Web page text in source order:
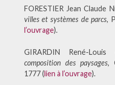
FORESTIER Jean Claude
villes et systèmes de parcs,
l’ouvrage).
GIRARDIN René-
composition des paysages,
1777 (lien à l’ouvrage).